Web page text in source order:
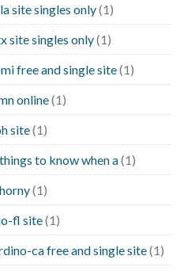
site singles only(1)
site singles only(1)
free and single site(1)
online(1)
site(1)
to know when a(1)
(1)
fl site(1)
ca free and single site(1)